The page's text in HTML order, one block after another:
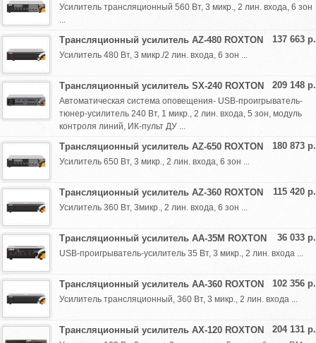
Усилитель трансляционный 560 Вт, 3 микр., 2 лин. входа, 6 зон
...
137 663 р.
Трансляционный усилитель AZ-480 ROXTON
Усилитель 480 Вт, 3 микр./2 лин. входа, 6 зон ...
209 148 р.
Трансляционный усилитель SX-240 ROXTON
Автоматическая система оповещения- USB-проигрыватель-
тюнер-усилитель 240 Вт, 1 микр., 2 лин. входа, 5 зон, модуль
контроля линий, ИК-пульт ДУ ...
180 873 р.
Трансляционный усилитель AZ-650 ROXTON
Усилитель 650 Вт, 3 микр., 2 лин. входа, 6 зон ...
115 420 р.
Трансляционный усилитель AZ-360 ROXTON
Усилитель 360 Вт, 3микр., 2 лин. входа, 6 зон ...
36 033 р.
Трансляционный усилитель AA-35M ROXTON
USB-проигрыватель-усилитель 35 Вт, 3 микр., 2 лин. входа ...
102 356 р.
Трансляционный усилитель AA-360 ROXTON
Усилитель трансляционный, 360 Вт, 3 микр., 2 лин. входа ...
204 131 р.
Трансляционный усилитель AX-120 ROXTON